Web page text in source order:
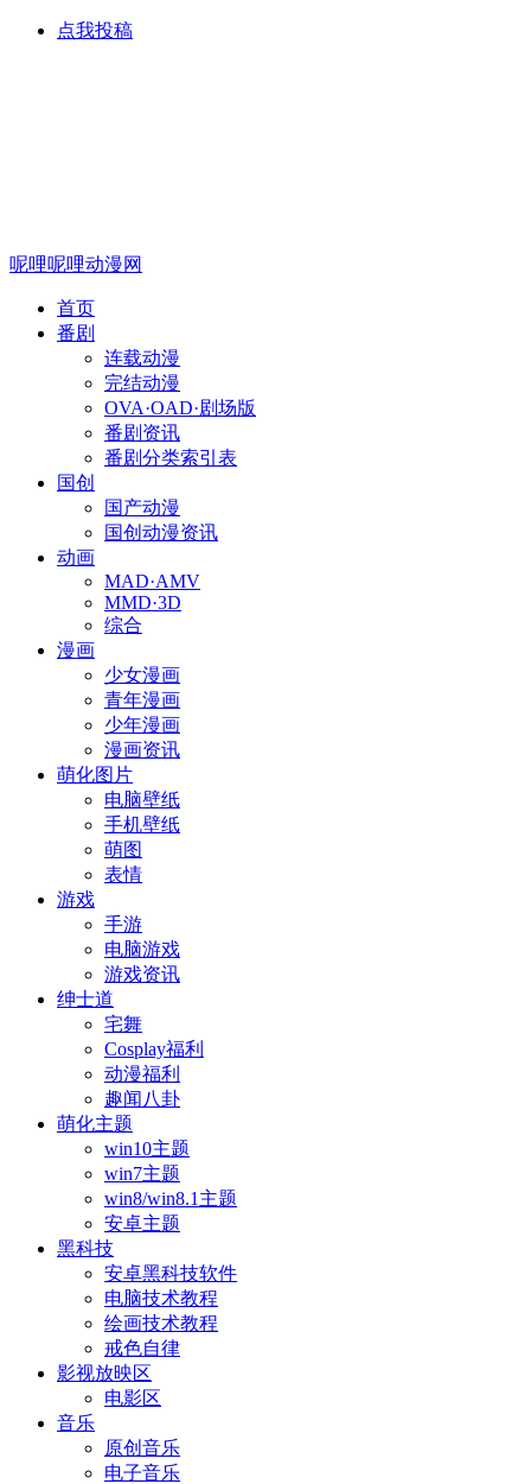
点我投稿
呢哩呢哩动漫网
首页
番剧
连载动漫
完结动漫
OVA·OAD·剧场版
番剧资讯
番剧分类索引表
国创
国产动漫
国创动漫资讯
动画
MAD·AMV
MMD·3D
综合
漫画
少女漫画
青年漫画
少年漫画
漫画资讯
萌化图片
电脑壁纸
手机壁纸
萌图
表情
游戏
手游
电脑游戏
游戏资讯
绅士道
宅舞
Cosplay福利
动漫福利
趣闻八卦
萌化主题
win10主题
win7主题
win8/win8.1主题
安卓主题
黑科技
安卓黑科技软件
电脑技术教程
绘画技术教程
戒色自律
影视放映区
电影区
音乐
原创音乐
电子音乐